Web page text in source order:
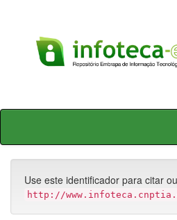
Skip
Use este identificador para citar
http://